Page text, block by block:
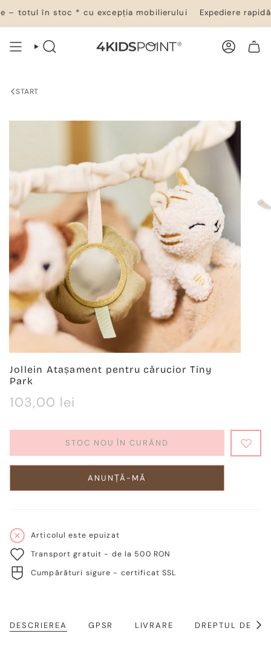
la
conținut
totul în stoc * cu excepția mobilierului Expediere
CĂUTARE CONT
START
Jollein Atașament pentru cărucior Tiny
Park
Regulärer
103,00 lei
STOC NOU ÎN CURÂND
ANUNȚĂ-MĂ
Articolul este epuizat
Transport gratuit - de la 500 RON
Cumpărături sigure - certificat SSL
DESCRIEREA GPSR LIVRARE DREPTUL DE